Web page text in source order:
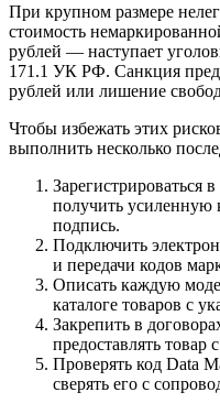
При крупном размере
стоимость
рублей — наступает
171.1 УК РФ. Санкция
рублей или лишение
Чтобы избежать этих
выполнить несколько
Зарегистрироваться
получить
подпись.
Подключить
и передачи кодов
Описать каждую
каталоге товаров с
Закрепить в
предоставлять товар
Проверять код Data
сверять его с